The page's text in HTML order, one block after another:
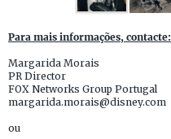
Para mais informações, contacte:
Margarida Morais
PR Director
FOX Networks Group Portugal
margarida.morais@disney.com
ou